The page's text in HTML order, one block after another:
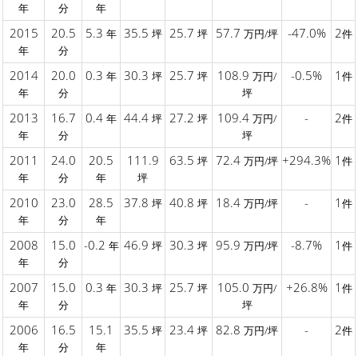
年 分 年
2015
年
20.5
分
5.3 年 35.5 坪 25.7 坪 57.7 万円/坪 -47.0% 2件
2014
年
20.0
分
0.3 年 30.3 坪 25.7 坪 108.9 万円/
坪
-0.5% 1 件
2013
年
16.7
分
0.4 年 44.4 坪 27.2 坪 109.4 万円/
坪
- 2件
2011
年
24.0
分
20.5
年
111.9
坪
63.5 坪 72.4 万円/坪 +294.3% 1 件
2010
年
23.0
分
28.5
年
37.8 坪 40.8 坪 18.4 万円/坪 - 1 件
2008
年
15.0
分
-0.2 年 46.9 坪 30.3 坪 95.9 万円/坪 -8.7% 1 件
2007
年
15.0
分
0.3 年 30.3 坪 25.7 坪 105.0 万円/
坪
+26.8% 1 件
2006
年
16.5
分
15.1
年
35.5 坪 23.4 坪 82.8 万円/坪 - 2件